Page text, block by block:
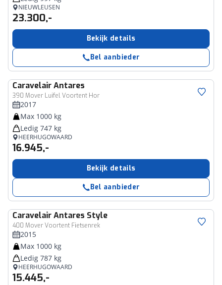
NIEUWLEUSEN
23.300,-
Bekijk details
Bel aanbieder
CaravelairAntares
390 Mover Luifel Voortent Hor
2017
Max 1000 kg
Ledig 747 kg
HEERHUGOWAARD
16.945,-
Bekijk details
Bel aanbieder
CaravelairAntares Style
400 Mover Voortent Fietsenrek
2015
Max 1000 kg
Ledig 787 kg
HEERHUGOWAARD
15.445,-